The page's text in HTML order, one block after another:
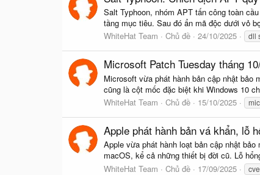
Salt Typhoon, nhóm APT tấn công toàn
tầng mục tiêu. Sau đó ẩn mã độc dưới vỏ
WhiteHat Team
Chủ đề 24/10/2025 dll
Microsoft Patch Tuesday tháng
Microsoft vừa phát hành bản cập nhật
cũng là cột mốc đặc biệt khi Windows 10
WhiteHat Team
Chủ đề 15/10/2025
Apple phát hành bản vá khẩn, lỗ
Apple vừa phát hành loạt bản cập nhật
macOS, kể cả những thiết bị đời cũ. Lỗ
WhiteHat Team
Chủ đề 17/09/2025